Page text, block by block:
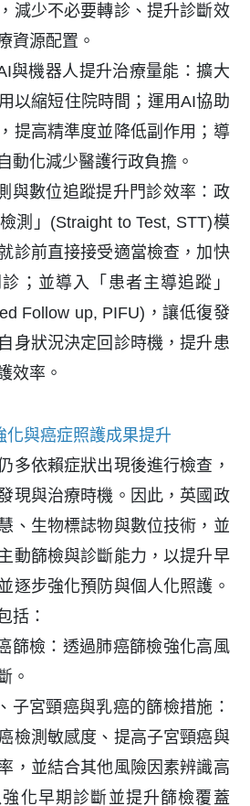
減少不必要轉診、提升診斷效
資源配置。
與機器人提升治療量能：擴大
以縮短住院時間；運用AI協助
提高精準度並降低副作用；導
動化減少醫護行政負擔。
與數位追蹤提升門診效率：政
測」(Straight to Test, STT)模
診前直接接受適當檢查，加快
；並導入「患者主導追蹤」
Follow up, PIFU)，讓低復發
身狀況決定回診時機，提升患
效率。
化與癌症照護成果提升
多依賴症狀出現後進行檢查，
現與治療時機。因此，英國政
、生物標誌物與數位技術，並
動篩檢與診斷能力，以提升早
逐步強化預防與個人化照護。
括：
篩檢：透過肺癌篩檢強化高風
。
子宮頸癌與乳癌的篩檢措施：
檢測敏感度、提高子宮頸癌與
，並結合其他風險因素辨識高
化早期診斷並提升篩檢覆蓋